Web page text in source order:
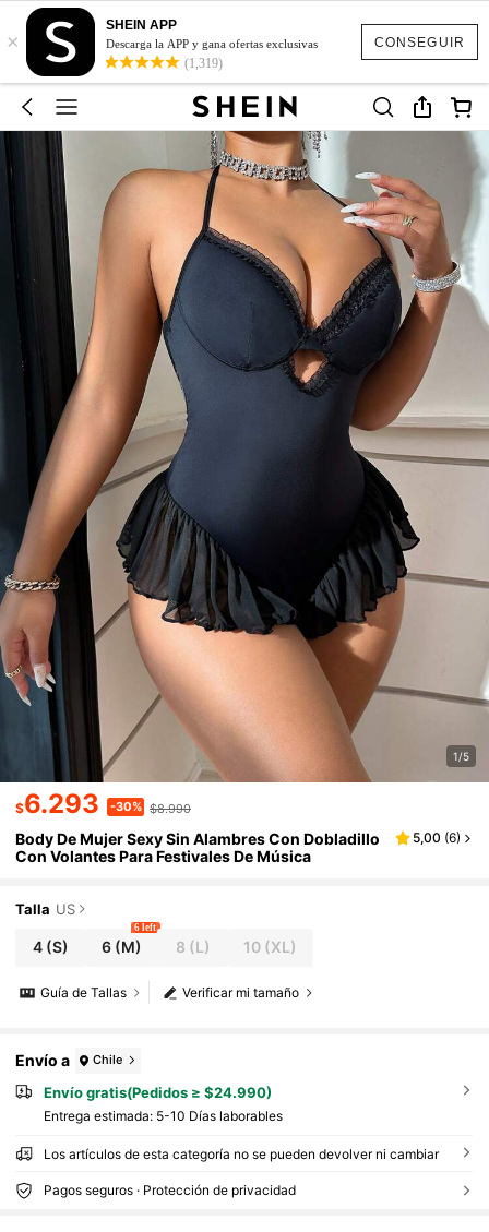
CONSEGUIR
×
SHEIN APP
Descarga la APP y gana ofertas exclusivas
(1,319)
1/5
$6.293 -30% $8.990
Body De Mujer Sexy Sin Alambres Con Dobladillo
Con Volantes Para Festivales De Música
5,00 (6)
Talla US
4 (S) 6 (M)
6 left
8 (L) 10 (XL)
Verificar mi tamaño
Guía de Tallas
Envío a Chile
Envío gratis(Pedidos ≥ $24.990)
Entrega estimada: 5-10 Días laborables
Los artículos de esta categoría no se pueden devolver ni cambiar
Pagos seguros · Protección de privacidad